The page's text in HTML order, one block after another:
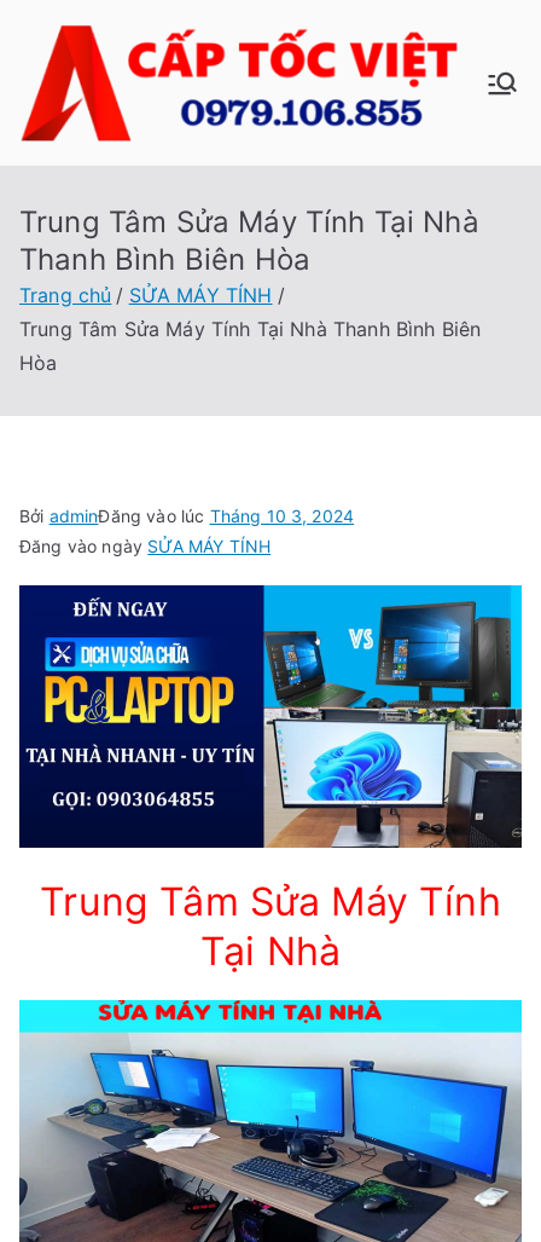
dung
C
Tố
ệt
Sửa
Nhà
Việt
Trung Tâm Sửa Máy Tính Tại Nhà
Thanh Bình Biên Hòa
Trang chủ
SỬA MÁY TÍNH
Trung Tâm Sửa Máy Tính Tại Nhà Thanh Bình Biên
Hòa
Bởi adminĐăng vào lúc Tháng 10 3, 2024
Đăng vào ngày SỬA MÁY TÍNH
Trung Tâm Sửa Máy Tính
Tại Nhà